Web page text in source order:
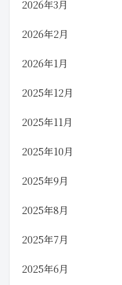
2026年3月
2026年2月
2026年1月
2025年12月
2025年11月
2025年10月
2025年9月
2025年8月
2025年7月
2025年6月